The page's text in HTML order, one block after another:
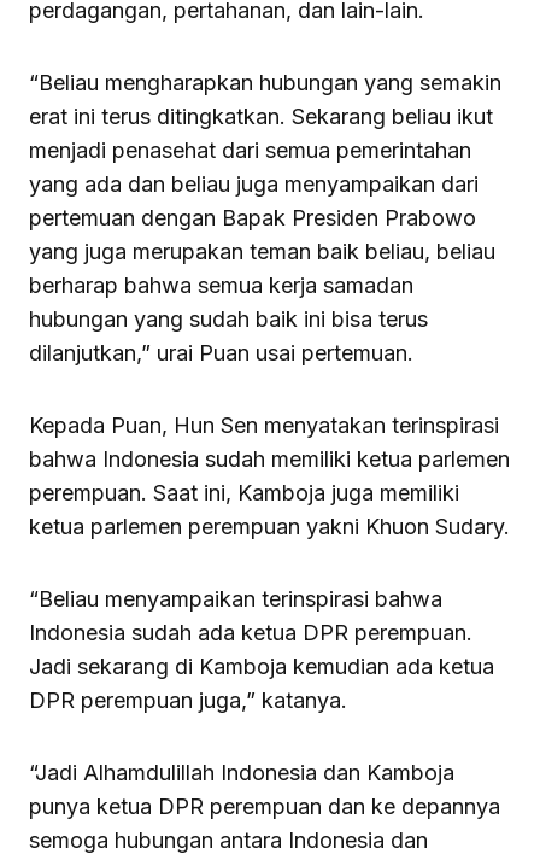
perdagangan, pertahanan, dan lain-lain.
“Beliau mengharapkan hubungan yang semakin
erat ini terus ditingkatkan. Sekarang beliau ikut
menjadi penasehat dari semua pemerintahan
yang ada dan beliau juga menyampaikan dari
pertemuan dengan Bapak Presiden Prabowo
yang juga merupakan teman baik beliau, beliau
berharap bahwa semua kerja samadan
hubungan yang sudah baik ini bisa terus
dilanjutkan,” urai Puan usai pertemuan.
Kepada Puan, Hun Sen menyatakan terinspirasi
bahwa Indonesia sudah memiliki ketua parlemen
perempuan. Saat ini, Kamboja juga memiliki
ketua parlemen perempuan yakni Khuon Sudary.
“Beliau menyampaikan terinspirasi bahwa
Indonesia sudah ada ketua DPR perempuan.
Jadi sekarang di Kamboja kemudian ada ketua
DPR perempuan juga,” katanya.
“Jadi Alhamdulillah Indonesia dan Kamboja
punya ketua DPR perempuan dan ke depannya
semoga hubungan antara Indonesia dan